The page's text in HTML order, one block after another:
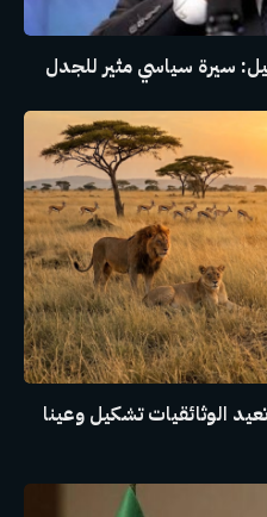
سيرة سياسي مثير للجدل
الوثائقيات تشكيل وعينا